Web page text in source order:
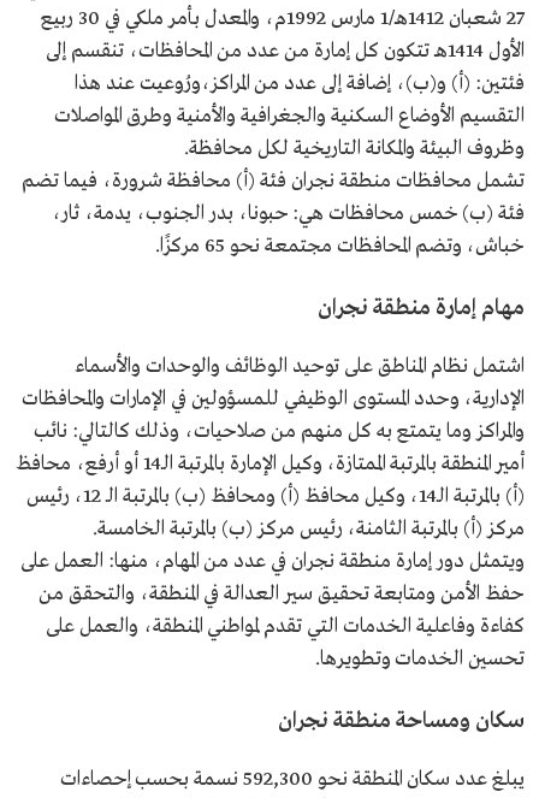
27 شعبان 1412هـ/1 مارس 1992م، والمعدل بأمر ملكي في 30 ربيع
الأول 1414هـ تتكون كل إمارة من عدد من المحافظات، تنقسم إلى
فئتين: (أ) و(ب)، إضافة إلى عدد من المراكز،ورُوعيت عند هذا
التقسيم الأوضاع السكنية والجغرافية والأمنية وطرق المواصلات
وظروف البيئة والمكانة التاريخية لكل محافظة.
تشمل محافظات منطقة نجران فئة (أ) محافظة شرورة، فيما تضم
فئة (ب) خمس محافظات هي: حبونا، بدر الجنوب، يدمة، ثار،
خباش، وتضم المحافظات مجتمعة نحو 65 مركزًا.
مهام إمارة منطقة نجران
اشتمل نظام المناطق على توحيد الوظائف والوحدات والأسماء
الإدارية، وحدد المستوى الوظيفي للمسؤولين في الإمارات والمحافظات
والمراكز وما يتمتع به كل منهم من صلاحيات، وذلك كالتالي: نائب
أمير المنطقة بالمرتبة الممتازة، وكيل الإمارة بالمرتبة الـ14 أو أرفع، محافظ
(أ) بالمرتبة الـ14، وكيل محافظ (أ) ومحافظ (ب) بالمرتبة الـ 12، رئيس
مركز (أ) بالمرتبة الثامنة، رئيس مركز (ب) بالمرتبة الخامسة.
ويتمثل دور إمارة منطقة نجران في عدد من المهام، منها: العمل على
حفظ الأمن ومتابعة تحقيق سير العدالة في المنطقة، والتحقق من
كفاءة وفاعلية الخدمات التي تقدم لمواطني المنطقة، والعمل على
تحسين الخدمات وتطويرها.
سكان ومساحة منطقة نجران
يبلغ عدد سكان المنطقة نحو 592,300 نسمة بحسب إحصاءات